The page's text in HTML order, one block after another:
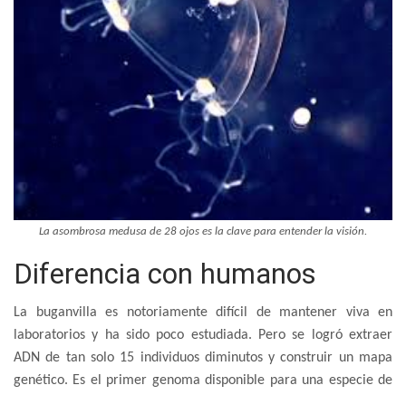
La asombrosa medusa de 28 ojos es la clave para entender la visión.
Diferencia con humanos
La buganvilla es notoriamente difícil de mantener viva en
laboratorios y ha sido poco estudiada. Pero se logró extraer
ADN de tan solo 15 individuos diminutos y construir un mapa
genético. Es el primer genoma disponible para una especie de